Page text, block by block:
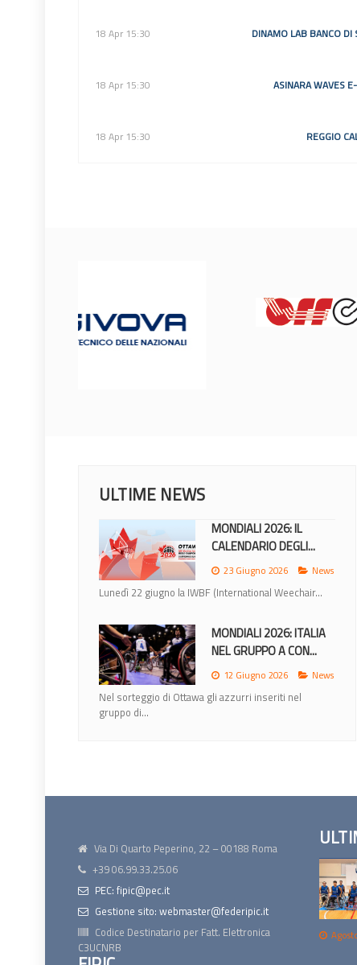
18 Apr 15:30 DINAMO LAB BANCO DI
18 Apr 15:30 ASINARA WAVES
18 Apr 15:30 REGGIO
ULTIME NEWS
MONDIALI 2026: IL
CALENDARIO DEGLI...
23 Giugno 2026 News
Lunedì 22 giugno la IWBF (International Weechair...
MONDIALI 2026: ITALIA
NEL GRUPPO A CON...
12 Giugno 2026 News
Nel sorteggio di Ottawa gli azzurri inseriti nel
gruppo di...
Via Di Quarto Peperino, 22 – 00188 Roma
+39 06.99.33.25.06
PEC: fipic@pec.it
Gestione sito: webmaster@federipic.it
Codice Destinatario per Fatt. Elettronica
C3UCNRB